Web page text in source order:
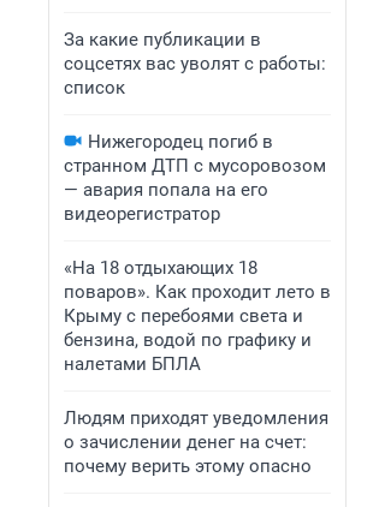
За какие публикации в
соцсетях вас уволят с работы:
список
Нижегородец погиб в
странном ДТП с мусоровозом
— авария попала на его
видеорегистратор
«На 18 отдыхающих 18
поваров». Как проходит лето в
Крыму с перебоями света и
бензина, водой по графику и
налетами БПЛА
Людям приходят уведомления
о зачислении денег на счет:
почему верить этому опасно